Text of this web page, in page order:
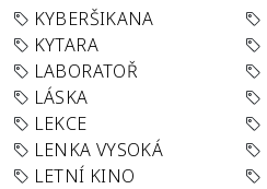
KYBERŠIKANA
KYTARA
LABORATOŘ
LÁSKA
LEKCE
LENKA VYSOKÁ
LETNÍ KINO